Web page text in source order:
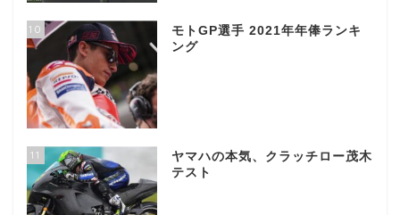
10
モトGP選手 2021年年俸ランキ
ング
11
ヤマハの本気、クラッチロー茂木
テスト